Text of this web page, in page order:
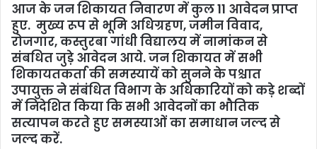
आज के जन शिकायत निवारण में कुल 11 आवेदन प्राप्त
हुए. मुख्य रूप से भूमि अधिग्रहण, जमीन विवाद,
रोजगार, कस्तुरबा गांधी विद्यालय में नामांकन से
संबधित जुड़े आवेदन आये. जन शिकायत में सभी
शिकायतकर्ता की समस्यायें को सुनने के पश्चात
उपायुक्त ने संबंधित विभाग के अधिकारियों को कड़े शब्दों
में निदेशित किया कि सभी आवेदनों का भौतिक
सत्यापन करते हुए समस्याओं का समाधान जल्द से
जल्द करें.